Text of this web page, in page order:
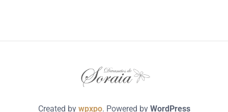
Created by wpxpo. Powered by WordPress